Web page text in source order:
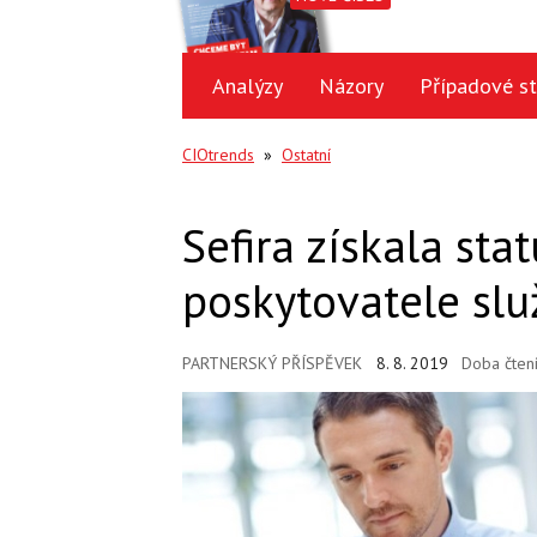
Analýzy Názory Případové
CIOtrends » Ostatní
Sefira získala
poskytovatele
PARTNERSKÝ PŘÍSPĚVEK 8. 8. 2019 Doba